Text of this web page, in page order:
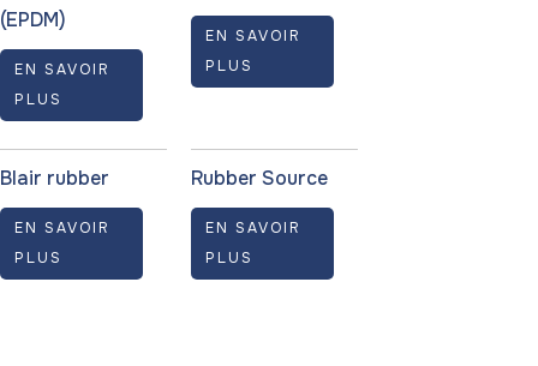
(EPDM)
EN SAVOIR
PLUS
EN SAVOIR
PLUS
Blair rubber
EN SAVOIR
PLUS
Rubber Source
EN SAVOIR
PLUS